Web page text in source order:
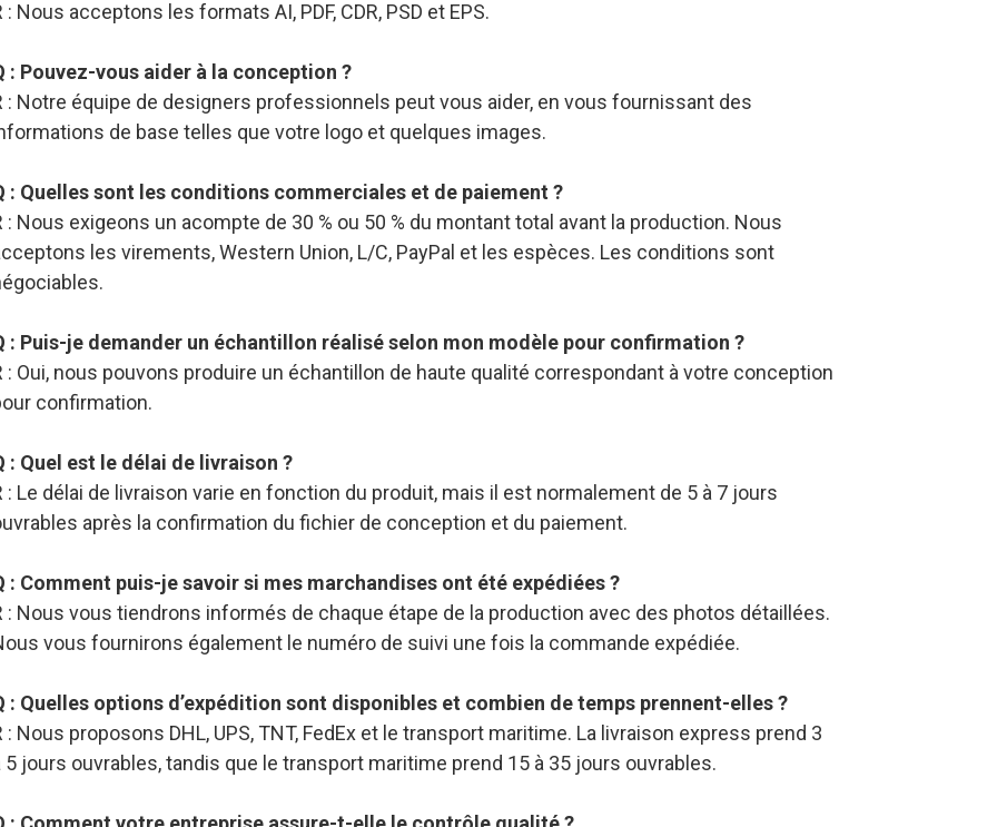
: Nous acceptons les formats AI, PDF, CDR, PSD et EPS.
: Pouvez-vous aider à la conception ?
: Notre équipe de designers professionnels peut vous aider, en vous fournissant des
de base telles que votre logo et quelques images.
: Quelles sont les conditions commerciales et de paiement ?
: Nous exigeons un acompte de 30 % ou 50 % du montant total avant la production. Nous
les virements, Western Union, L/C, PayPal et les espèces. Les conditions sont
: Puis-je demander un échantillon réalisé selon mon modèle pour confirmation ?
: Oui, nous pouvons produire un échantillon de haute qualité correspondant à votre conception
confirmation.
: Quel est le délai de livraison ?
: Le délai de livraison varie en fonction du produit, mais il est normalement de 5 à 7 jours
après la confirmation du fichier de conception et du paiement.
: Comment puis-je savoir si mes marchandises ont été expédiées ?
: Nous vous tiendrons informés de chaque étape de la production avec des photos détaillées.
vous fournirons également le numéro de suivi une fois la commande expédiée.
: Quelles options d’expédition sont disponibles et combien de temps prennent-elles ?
: Nous proposons DHL, UPS, TNT, FedEx et le transport maritime. La livraison express prend 3
5 jours ouvrables, tandis que le transport maritime prend 15 à 35 jours ouvrables.